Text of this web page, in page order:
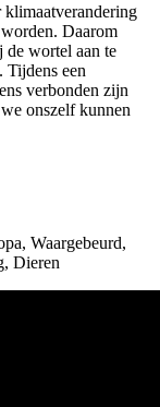
Daarom
de wortel aan te
Tijdens een
verbonden zijn
onszelf kunnen
Waargebeurd,
Dieren